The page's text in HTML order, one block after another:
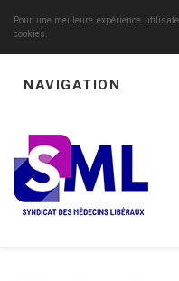
Pour une meilleure expérience
cookies.
NAVIGATION